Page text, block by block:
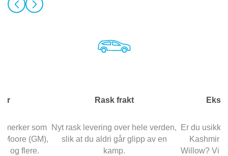
som
Moore (GM),
og flere.
Rask frakt
Nyt rask levering over hele verden,
slik at du aldri går glipp av en
kamp.
Er du
Kashmir
Willow? Vi